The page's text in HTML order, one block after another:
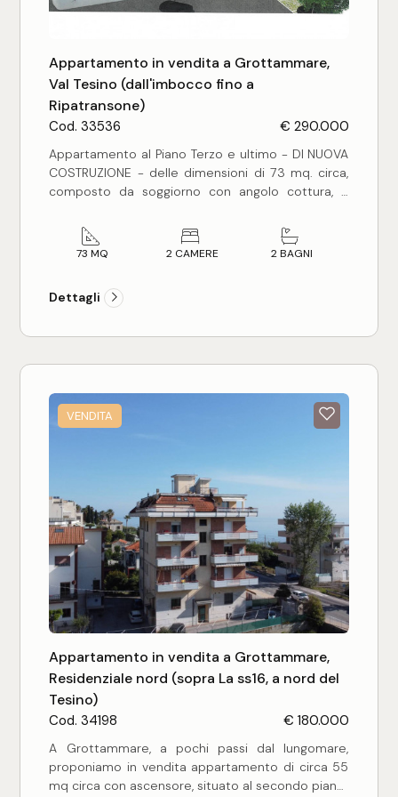
condizionamento dell'aria.
nei mesi estivi).
Appartamento in vendita a Grottammare,
Val Tesino (dall'imbocco fino a
Ripatransone)
Cod. 33536 € 290.000
Appartamento al Piano Terzo e ultimo - DI NUOVA
COSTRUZIONE - delle dimensioni di 73 mq. circa,
composto da soggiorno con angolo cottura, 2
per complessivi 25 mq. circa.
Completo di garage al piano interrato delle
L'appartamento - inserito in nuova palazzina in
corso di costruzione - sarà rifinito con materiali di
Buona posizione in zona residenziale a breve
Consegna prevista: OTTOBRE 2026
73 MQ 2 CAMERE 2 BAGNI
Dettagli
VENDITA
Appartamento in vendita a Grottammare,
Residenziale nord (sopra La ss16, a nord del
Tesino)
Cod. 34198 € 180.000
A Grottammare, a pochi passi dal lungomare,
proponiamo in vendita appartamento di circa 55
mq circa con ascensore, situato al secondo piano.